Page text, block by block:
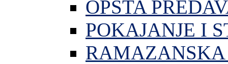
OPŠTA
POKAJANJE I
RAMAZANSKA